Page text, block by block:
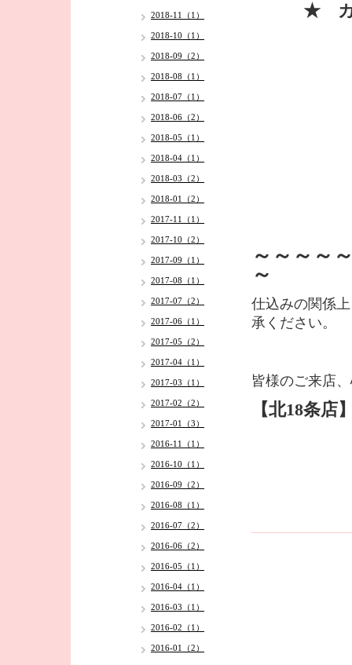
★ カレー
～～～～
～
仕込みの関係
承ください。
皆様のご来店
【北18条
2018-11（1）
2018-10（1）
2018-09（2）
2018-08（1）
2018-07（1）
2018-06（2）
2018-05（1）
2018-04（1）
2018-03（2）
2018-01（2）
2017-11（1）
2017-10（2）
2017-09（1）
2017-08（1）
2017-07（2）
2017-06（1）
2017-05（2）
2017-04（1）
2017-03（1）
2017-02（2）
2017-01（3）
2016-11（1）
2016-10（1）
2016-09（2）
2016-08（1）
2016-07（2）
2016-06（2）
2016-05（1）
2016-04（1）
2016-03（1）
2016-02（1）
2016-01（2）